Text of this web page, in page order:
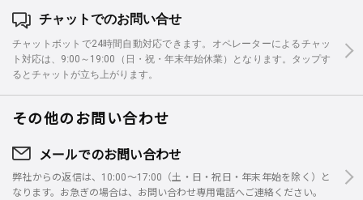
チャットでのお問い合せ
チャットボットで24時間自動対応できます。オペレーターによるチャッ
ト対応は、9:00～19:00（日・祝・年末年始休業）となります。タップす
るとチャットが立ち上がります。
その他のお問い合わせ
メールでのお問い合わせ
弊社からの返信は、10:00～17:00（土・日・祝日・年末年始を除く）と
なります。お急ぎの場合は、お問い合わせ専用電話へご連絡ください。